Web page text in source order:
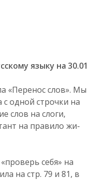
языку на 30.01
«Перенос слов». Мы
с одной строчки на
слов на слоги,
на правило жи-
себя» на
на стр. 79 и 81, в